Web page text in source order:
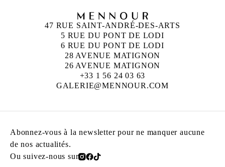
47 RUE SAINT-ANDRÉ-DES-ARTS
5 RUE DU PONT DE LODI
6 RUE DU PONT DE LODI
28 AVENUE MATIGNON
26 AVENUE MATIGNON
+33 1 56 24 03 63
GALERIE@MENNOUR.COM
Abonnez-vous à la newsletter pour ne manquer aucune
de nos actualités.
Ou suivez-nous sur